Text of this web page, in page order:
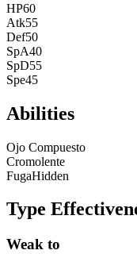
HP60
Atk55
Def50
SpA40
SpD55
Spe45
Abilities
Ojo Compuesto
Cromolente
FugaHidden
Type
Weak to